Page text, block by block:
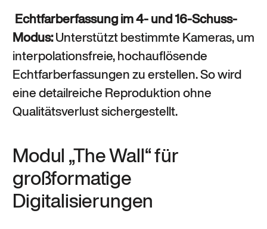
Echtfarberfassung im 4- und 16-Schuss-
Modus:Unterstützt bestimmte Kameras, um
interpolationsfreie, hochauflösende
Echtfarberfassungen zu erstellen. So wird
eine detailreiche Reproduktion ohne
Qualitätsverlust sichergestellt.
Modul „The Wall“ für
großformatige
Digitalisierungen